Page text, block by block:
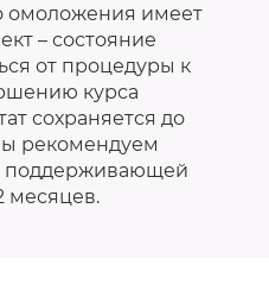
омоложения имеет
– состояние
от процедуры к
курса
сохраняется до
рекомендуем
поддерживающей
месяцев.